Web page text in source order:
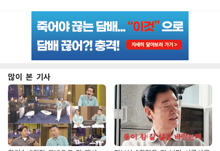
많이 본 기사